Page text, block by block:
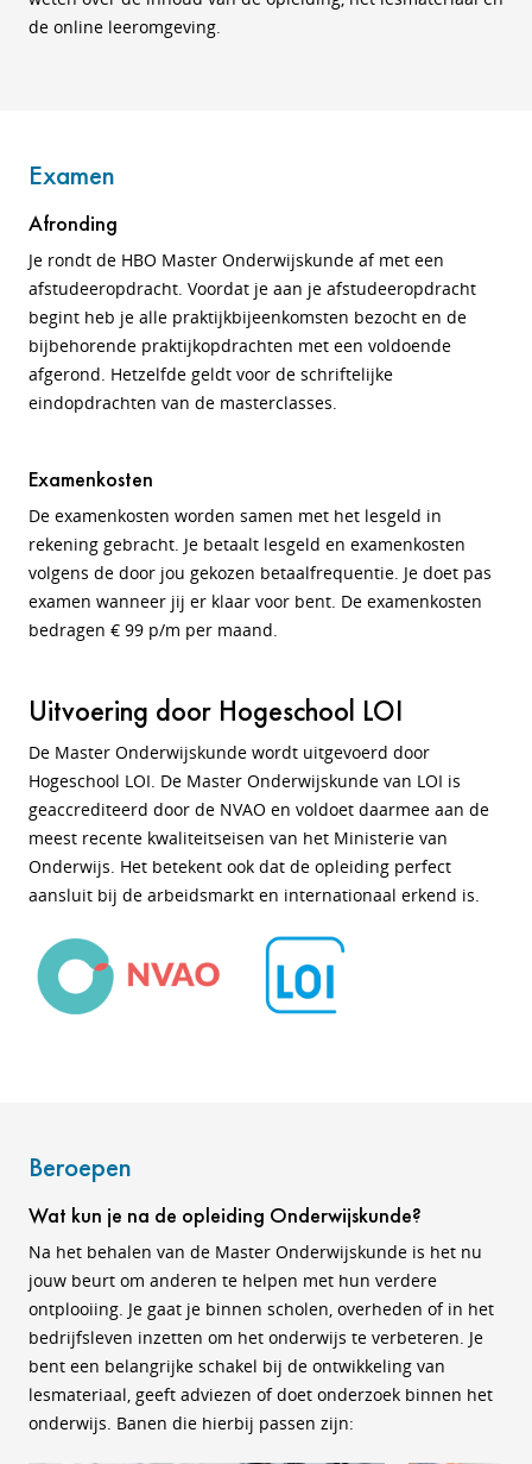
de online leeromgeving.
Examen
Afronding
Je rondt de HBO Master Onderwijskunde af met een
afstudeeropdracht. Voordat je aan je afstudeeropdracht
begint heb je alle praktijkbijeenkomsten bezocht en de
bijbehorende praktijkopdrachten met een voldoende
afgerond. Hetzelfde geldt voor de schriftelijke
eindopdrachten van de masterclasses.
Examenkosten
De examenkosten worden samen met het lesgeld in
rekening gebracht. Je betaalt lesgeld en examenkosten
volgens de door jou gekozen betaalfrequentie. Je doet pas
examen wanneer jij er klaar voor bent. De examenkosten
bedragen € 99 p/m per maand.
Uitvoering door Hogeschool LOI
De Master Onderwijskunde wordt uitgevoerd door
Hogeschool LOI. De Master Onderwijskunde van LOI is
geaccrediteerd door de NVAO en voldoet daarmee aan de
meest recente kwaliteitseisen van het Ministerie van
Onderwijs. Het betekent ook dat de opleiding perfect
aansluit bij de arbeidsmarkt en internationaal erkend is.
Beroepen
Wat kun je na de opleiding Onderwijskunde?
Na het behalen van de Master Onderwijskunde is het nu
jouw beurt om anderen te helpen met hun verdere
ontplooiing. Je gaat je binnen scholen, overheden of in het
bedrijfsleven inzetten om het onderwijs te verbeteren. Je
bent een belangrijke schakel bij de ontwikkeling van
lesmateriaal, geeft adviezen of doet onderzoek binnen het
onderwijs. Banen die hierbij passen zijn: